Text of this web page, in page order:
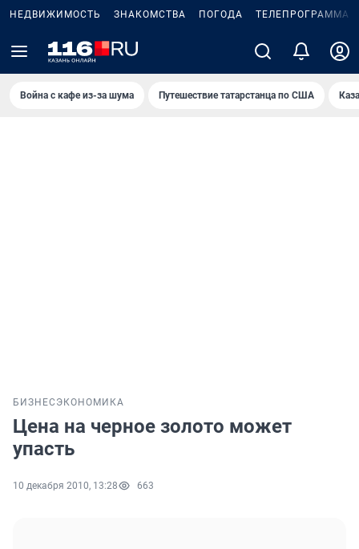
НЕДВИЖИМОСТЬ ЗНАКОМСТВА ПОГОДА ТЕЛЕПРОГРАММА
Война с кафе из-за шума Путешествие татарстанца по США
БИЗНЕС ЭКОНОМИКА
Цена на черное золото может
упасть
10 декабря 2010, 13:28 663